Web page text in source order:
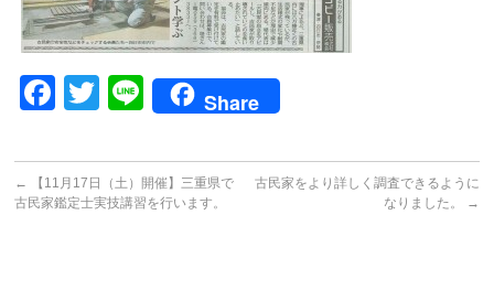
Facebook
Twitter
LineShare
←
【11月17日（土）開催】三重県で
古民家鑑定士実技講習を行います。
古民家をより詳しく調査できるように
なりました。
→